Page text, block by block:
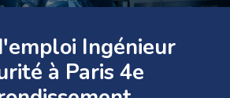
Ingénieur
à Paris 4e